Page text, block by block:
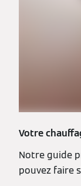
Votre
Notre guide
pouvez faire